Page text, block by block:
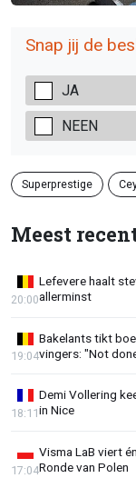
Snap jij de
JA
NEEN
Superprestige
Meest
Lefevere haalt
allerminst
20:00
Bakelants tikt
vingers: "Not
19:04
Demi Vollering
in Nice
18:11
Visma LaB viert
Ronde van Polen
17:04